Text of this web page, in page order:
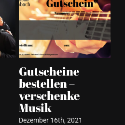
Gutscheine
bestellen –
verschenke
Musik
Dezember 16th, 2021